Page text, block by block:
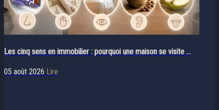
Les cinq sens en immobilier : pourquoi une maison se visite ...
05 août 2026 Lire